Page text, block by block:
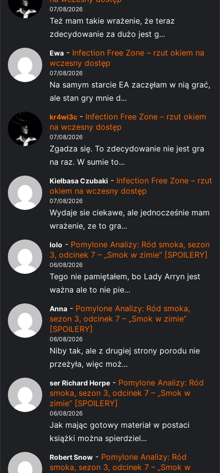
07/08/2026
Też mam takie wrażenie, że teraz
zdecydowanie za dużo jest g...
Ewa - Infection Free Zone – rzut okiem na
wczesny dostęp
07/08/2026
Na samym starcie EA zaczęłam w nią grać,
ale stan gry mnie d...
kr4wi3c - Infection Free Zone – rzut okiem
na wczesny dostęp
07/08/2026
Zgadza się. To zdecydowanie nie jest gra
na raz. W sumie to...
Kiełbasa Czubaki - Infection Free Zone – rzut
okiem na wczesny dostęp
07/08/2026
Wydaje sie ciekawe, ale jednocześnie mam
wrażenie, ze to gra...
lolo - Pomylone Analizy: Ród smoka, sezon
3, odcinek 7 – „Smok w zimie” [SPOILERY]
06/08/2026
Tego nie pamiętałem, bo Lady Arryn jest
ważna ale to nie pie...
Anna - Pomylone Analizy: Ród smoka,
sezon 3, odcinek 7 – „Smok w zimie”
[SPOILERY]
06/08/2026
Niby tak, ale z drugiej strony porodu nie
przeżyła, więc moż...
ser Richard Horpe - Pomylone Analizy: Ród
smoka, sezon 3, odcinek 7 – „Smok w
zimie” [SPOILERY]
06/08/2026
Jak mając gotowy materiał w postaci
książki można spierdziel...
Robert Snow - Pomylone Analizy: Ród
smoka, sezon 3, odcinek 7 – „Smok w